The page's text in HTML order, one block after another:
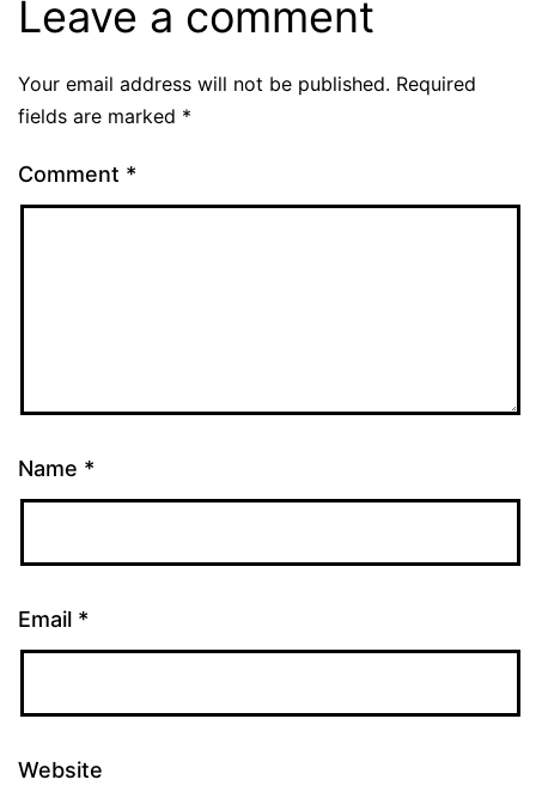
Leave a comment
Your email address will not be published. Required
fields are marked *
Comment *
Name *
Email *
Website